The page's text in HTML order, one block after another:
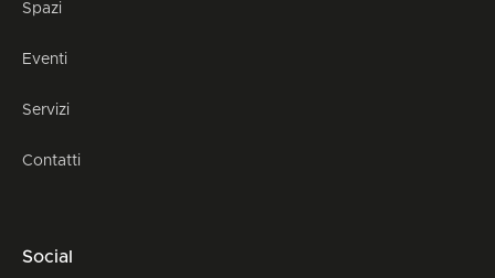
Spazi
Eventi
Servizi
Contatti
Social